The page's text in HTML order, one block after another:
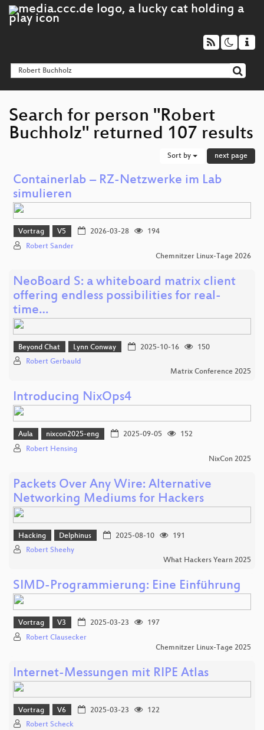
Search for person "Robert
Buchholz" returned 107 results
Sort by next page
Containerlab – RZ-Netzwerke im Lab
simulieren
Vortrag V5 2026-03-28
194
Robert Sander
Chemnitzer Linux-Tage 2026
NeoBoard S: a whiteboard matrix client
offering endless possibilities for real-
time…
Beyond Chat Lynn Conway 2025-10-16
150
Robert Gerbauld
Matrix Conference 2025
Introducing NixOps4
Aula nixcon2025-eng 2025-09-05
152
Robert Hensing
NixCon 2025
Packets Over Any Wire: Alternative
Networking Mediums for Hackers
Hacking Delphinus 2025-08-10
191
Robert Sheehy
What Hackers Yearn 2025
SIMD-Programmierung: Eine Einführung
Vortrag V3 2025-03-23
197
Robert Clausecker
Chemnitzer Linux-Tage 2025
Internet-Messungen mit RIPE Atlas
Vortrag V6 2025-03-23
122
Robert Scheck